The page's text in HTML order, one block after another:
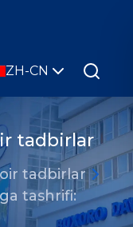
ZH-CN
tadbirlar
tadbirlar
tashrifi: